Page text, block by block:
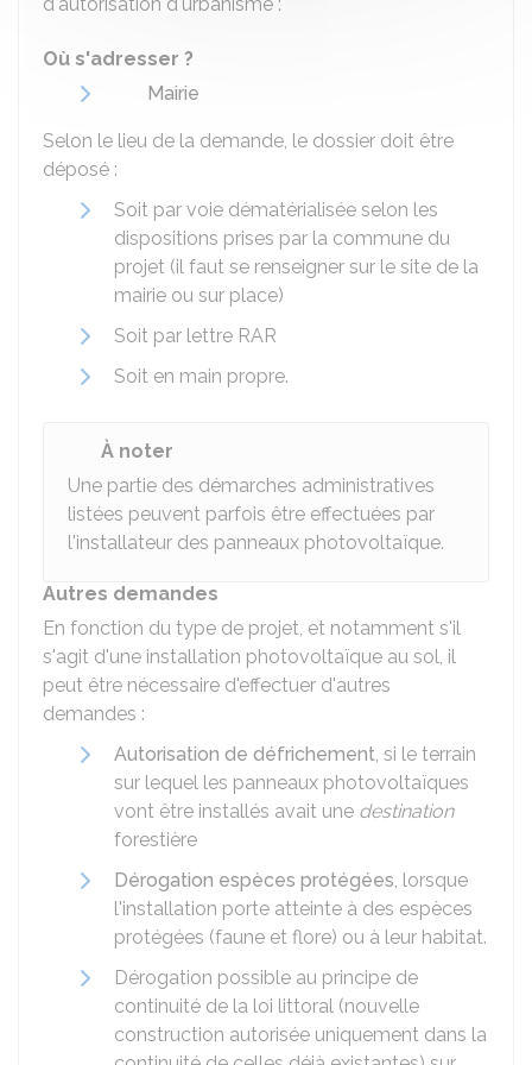
Où s'adresser ?
Mairie
Selon le lieu de la demande, le dossier doit être
déposé :
Soit par voie dématérialisée selon les
dispositions prises par la commune du
projet (il faut se renseigner sur le site de la
mairie ou sur place)
Soit par lettre RAR
Soit en main propre.
À noter
Une partie des démarches administratives
listées peuvent parfois être effectuées par
l'installateur des panneaux photovoltaïque.
Autres demandes
En fonction du type de projet, et notamment s'il
s'agit d'une installation photovoltaïque au sol, il
peut être nécessaire d'effectuer d'autres
demandes :
Autorisation de défrichement, si le terrain
sur lequel les panneaux photovoltaïques
vont être installés avait une destination
forestière
Dérogation espèces protégées, lorsque
l'installation porte atteinte à des espèces
protégées (faune et flore) ou à leur habitat.
Dérogation possible au principe de
continuité de la loi littoral (nouvelle
construction autorisée uniquement dans la